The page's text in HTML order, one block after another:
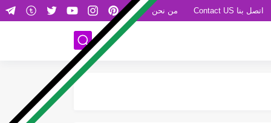
اتصل بنا Contact US من نحن
It’s Time You Knew — Click Here